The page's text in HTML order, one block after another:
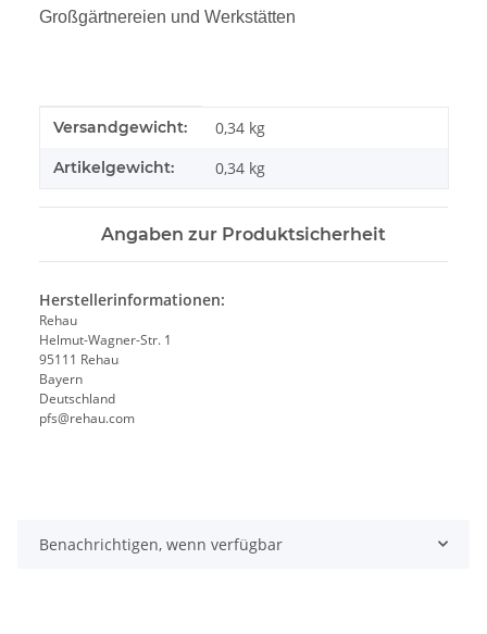
Großgärtnereien und Werkstätten
Produkteigenschaft
Wert
Versandgewicht: 0,34 kg
Artikelgewicht: 0,34 kg
Angaben zur Produktsicherheit
Herstellerinformationen:
Rehau
Helmut-Wagner-Str. 1
95111 Rehau
Bayern
Deutschland
pfs@rehau.com
Benachrichtigen, wenn verfügbar